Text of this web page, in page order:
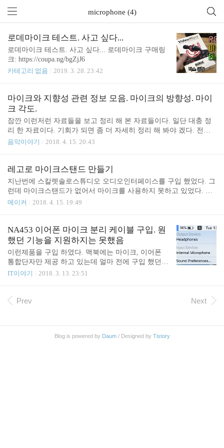
microphone (4)
로데마이크 테스트. 사고 싶다...
로데마이크 테스트. 사고 싶다... 로데마이크 구매링
크: https://coupa.ng/bgZjJ6
카테고리 없음
2019. 3. 28. 23:42
마이크와 지향성 관련 정보 모음. 마이크의 방향성. 마이
크 각도.
잠깐 이런저런 자료들을 보고 정리 해 본 자료들이다. 일단 대충 정
리 한 자료이다. 기회가 되면 좀 더 자세히 정리 해 봐야 겠다. 전지
향성 (Omni-Directional) 인터뷰 용도로 사용하는 편이다. 방향에 상
사용한다. 크리에이터들도 많이 사용하는 편이다. 초 지향성 슈퍼 카
디오이드 (Super Cardioid) 하이퍼 카디오이드 (Hyper Cardioid) 양 지
향성 (Bidirectional) 마주보며 악기를 연주한다거나 마주보며 연기할
기 위해 사용한다. 참고 ..
음악이야기 2018. 4. 15. 20:43
레고로 마이크스탠드 만들기
지난번에 스칼렛솔로스튜디오 오디오인터페이스를 구입 했었다. 그
런데 마이크스탠드가 없어서 마이크를 사용하지 못하고 있었다. 마
이크스탠드는 하나 사고 싶긴 하지만 일단 레고로 마이크 스탠드를
메이커 2018. 4. 15. 19:49
NA453 이어폰 마이크 분리 케이블 구입. 원
했던 기능을 지원하지는 못했음
이런제품을 구입 하였다. 맥북에는 마이크, 이어폰
통합단자만 제공 하고 있는데 얼마 전에 구입 했던 A
P211 을 맥북에 연결 하니 Headphone & Microphone
마이크를 연결하면 해당 문제를 해결 할 수 있지 않
이어폰도 연결 하고 있지만 이어폰을 빼도 마찬가지
IT이야기 2018. 3. 13. 23:51
Prev Next
Blog is powered by Daum/ Designed by Tistory